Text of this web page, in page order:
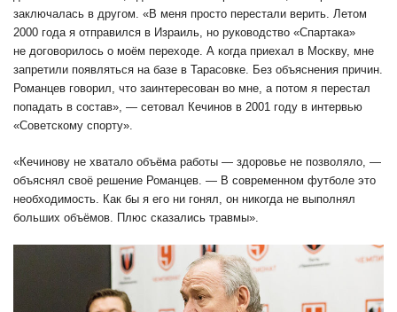
заключалась в другом. «В меня просто перестали верить. Летом
2000 года я отправился в Израиль, но руководство «Спартака»
не договорилось о моём переходе. А когда приехал в Москву, мне
запретили появляться на базе в Тарасовке. Без объяснения причин.
Романцев говорил, что заинтересован во мне, а потом я перестал
попадать в состав», — сетовал Кечинов в 2001 году в интервью
«Советскому спорту».
«Кечинову не хватало объёма работы — здоровье не позволяло, —
объяснял своё решение Романцев. — В современном футболе это
необходимость. Как бы я его ни гонял, он никогда не выполнял
больших объёмов. Плюс сказались травмы».